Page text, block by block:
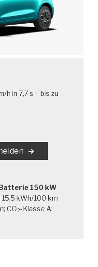
h in 7,7 s · bis zu
Batterie 150 kW
kWh/100 km
CO2-Klasse A;